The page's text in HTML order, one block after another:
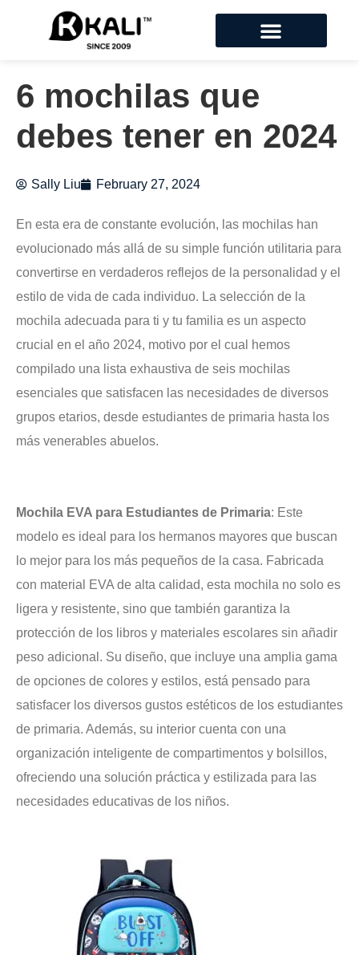
6 mochilas que
debes tener en 2024
Sally Liu February 27, 2024
En esta era de constante evolución, las mochilas han
evolucionado más allá de su simple función utilitaria para
convertirse en verdaderos reflejos de la personalidad y el
estilo de vida de cada individuo. La selección de la
mochila adecuada para ti y tu familia es un aspecto
crucial en el año 2024, motivo por el cual hemos
compilado una lista exhaustiva de seis mochilas
esenciales que satisfacen las necesidades de diversos
grupos etarios, desde estudiantes de primaria hasta los
más venerables abuelos.
Mochila EVA para Estudiantes de Primaria: Este
modelo es ideal para los hermanos mayores que buscan
lo mejor para los más pequeños de la casa. Fabricada
con material EVA de alta calidad, esta mochila no solo es
ligera y resistente, sino que también garantiza la
protección de los libros y materiales escolares sin añadir
peso adicional. Su diseño, que incluye una amplia gama
de opciones de colores y estilos, está pensado para
satisfacer los diversos gustos estéticos de los estudiantes
de primaria. Además, su interior cuenta con una
organización inteligente de compartimentos y bolsillos,
ofreciendo una solución práctica y estilizada para las
necesidades educativas de los niños.